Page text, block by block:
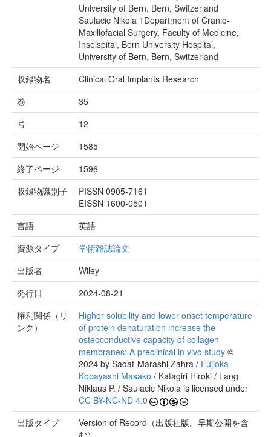
University of Bern, Bern, Switzerland
Saulacic Nikola 1Department of Cranio-
Maxillofacial Surgery, Faculty of Medicine,
Inselspital, Bern University Hospital,
University of Bern, Bern, Switzerland
収録物名
Clinical Oral Implants Research
巻
35
号
12
開始ページ
1585
終了ページ
1596
収録物識別子
PISSN 0905-7161
EISSN 1600-0501
言語
英語
資源タイプ
学術雑誌論文
出版者
Wiley
発行日
2024-08-21
権利関係（リ
ンク）
Higher solubility and lower onset temperature
of protein denaturation increase the
osteoconductive capacity of collagen
membranes: A preclinical in vivo study ©
2024 by Sadat‐Marashi Zahra / Fujioka‐
Kobayashi Masako / Katagiri Hiroki / Lang
Niklaus P. / Saulacic Nikola is licensed under
CC BY-NC-ND 4.0
出版タイプ
Version of Record（出版社版。早期公開を含